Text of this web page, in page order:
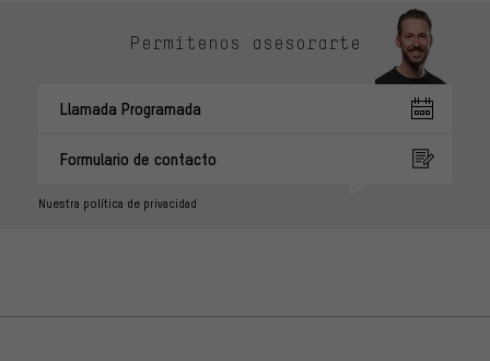
Permítenos asesorarte
Llamada Programada
Formulario de contacto
Nuestra política de privacidad